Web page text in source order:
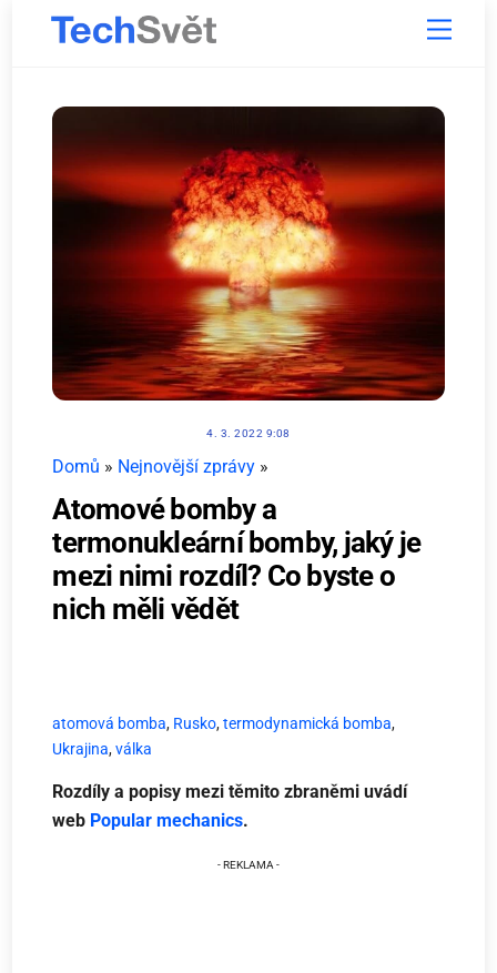
Menu
4. 3. 2022 9:08
Domů » Nejnovější zprávy »
Atomové bomby a
termonukleární bomby, jaký je
mezi nimi rozdíl? Co byste o
nich měli vědět
atomová bomba, Rusko,termodynamická bomba,
Ukrajina,válka
Rozdíly a popisy mezi těmito zbraněmi uvádí
web Popular mechanics.